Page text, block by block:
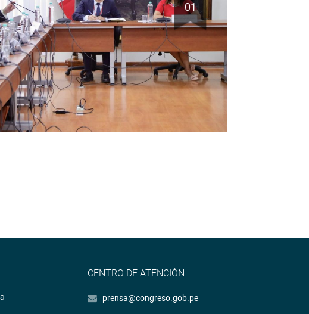
01
CENTRO DE ATENCIÓN
prensa@congreso.gob.pe